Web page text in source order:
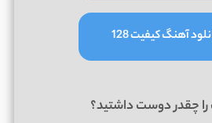
آهنگ کیفیت 128
چقدر دوست داشتید؟